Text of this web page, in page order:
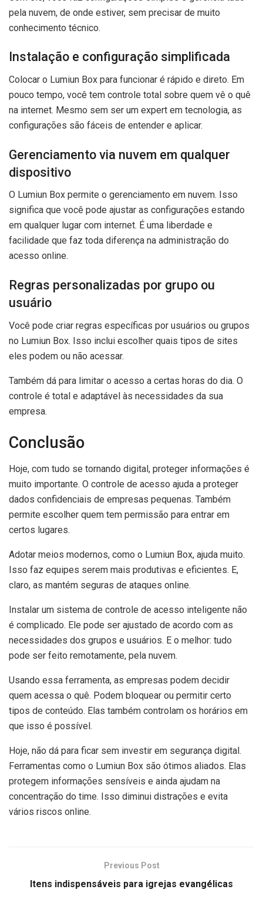
pela nuvem, de onde estiver, sem precisar de muito
conhecimento técnico.
Instalação e configuração simplificada
Colocar o Lumiun Box para funcionar é rápido e direto. Em
pouco tempo, você tem controle total sobre quem vê o quê
na internet. Mesmo sem ser um expert em tecnologia, as
configurações são fáceis de entender e aplicar.
Gerenciamento via nuvem em qualquer
dispositivo
O Lumiun Box permite o gerenciamento em nuvem. Isso
significa que você pode ajustar as configurações estando
em qualquer lugar com internet. É uma liberdade e
facilidade que faz toda diferença na administração do
acesso online.
Regras personalizadas por grupo ou
usuário
Você pode criar regras específicas por usuários ou grupos
no Lumiun Box. Isso inclui escolher quais tipos de sites
eles podem ou não acessar.
Também dá para limitar o acesso a certas horas do dia. O
controle é total e adaptável às necessidades da sua
empresa.
Conclusão
Hoje, com tudo se tornando digital, proteger informações é
muito importante. O controle de acesso ajuda a proteger
dados confidenciais de empresas pequenas. Também
permite escolher quem tem permissão para entrar em
certos lugares.
Adotar meios modernos, como o Lumiun Box, ajuda muito.
Isso faz equipes serem mais produtivas e eficientes. E,
claro, as mantém seguras de ataques online.
Instalar um sistema de controle de acesso inteligente não
é complicado. Ele pode ser ajustado de acordo com as
necessidades dos grupos e usuários. E o melhor: tudo
pode ser feito remotamente, pela nuvem.
Usando essa ferramenta, as empresas podem decidir
quem acessa o quê. Podem bloquear ou permitir certo
tipos de conteúdo. Elas também controlam os horários em
que isso é possível.
Hoje, não dá para ficar sem investir em segurança digital.
Ferramentas como o Lumiun Box são ótimos aliados. Elas
protegem informações sensíveis e ainda ajudam na
concentração do time. Isso diminui distrações e evita
vários riscos online.
Previous Post
Itens indispensáveis para igrejas evangélicas